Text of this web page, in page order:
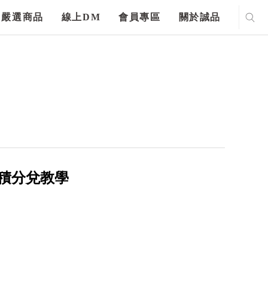
嚴選商品 線上DM 會員專區 關於誠品
分兌教學